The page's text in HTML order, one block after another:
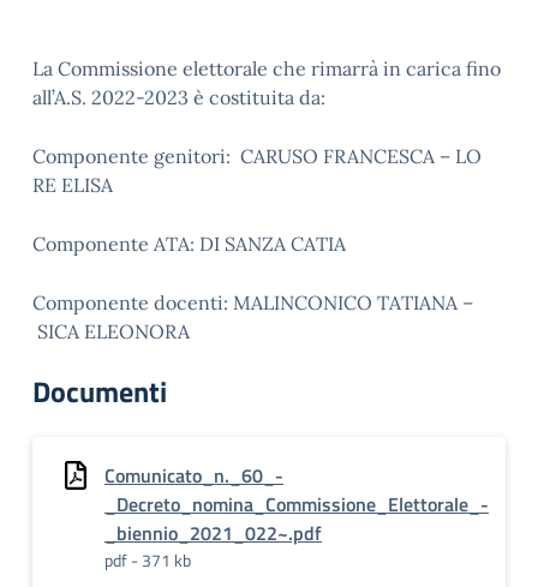
La Commissione elettorale che rimarrà in carica fino
all’A.S. 2022-2023 è costituita da:
Componente genitori: CARUSO FRANCESCA – LO
RE ELISA
Componente ATA: DI SANZA CATIA
Componente docenti: MALINCONICO TATIANA –
SICA ELEONORA
Documenti
Comunicato_n._60_-
_Decreto_nomina_Commissione_Elettorale_-
_biennio_2021_022~.pdf
pdf - 371 kb